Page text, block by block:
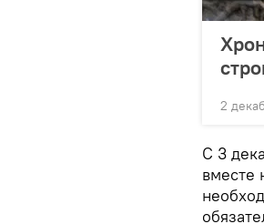
2
С 3
вместе